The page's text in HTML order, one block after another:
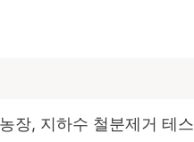
장, 지하수 철분제거 테